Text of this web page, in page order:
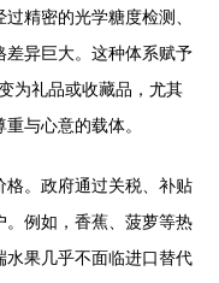
精密的光学糖度检测、
异巨大。这种体系赋予
为礼品或收藏品，尤其
与心意的载体。
格。政府通过关税、补贴
例如，香蕉、菠萝等热
果几乎不面临进口替代